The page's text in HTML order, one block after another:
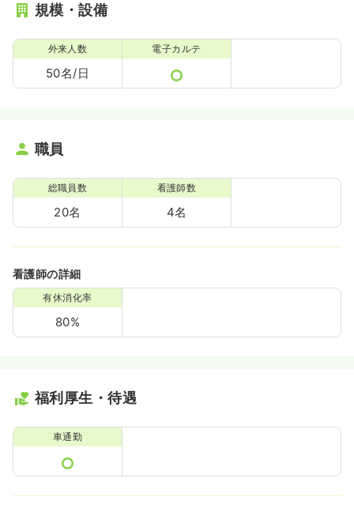
規模・設備
外来人数
50名/日
電子カルテ
職員
総職員数
20名
看護師数
4名
看護師の詳細
有休消化率
80%
福利厚生・待遇
車通勤